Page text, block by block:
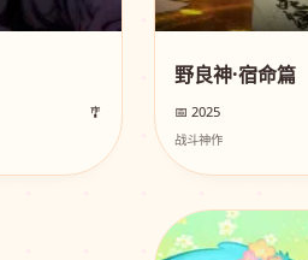
🎐
野良神·宿命篇
📅 2025
战斗神作